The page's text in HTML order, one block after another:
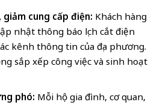
giảm cung cấp điện: Khách hàng
nhật thông báo lịch cắt điện
kênh thông tin của địa phương.
sắp xếp công việc và sinh hoạt
phó: Mỗi hộ gia đình, cơ quan,